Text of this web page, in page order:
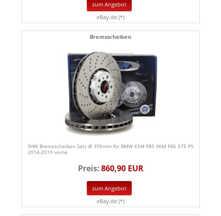
zum Angebot
eBay.de (*)
Bremsscheiben
SHW Bremsscheiben Satz Ø 395mm für BMW X5M F85 X6M F86 575 PS
2014-2019 vorne
Preis:860,90 EUR
zum Angebot
eBay.de (*)